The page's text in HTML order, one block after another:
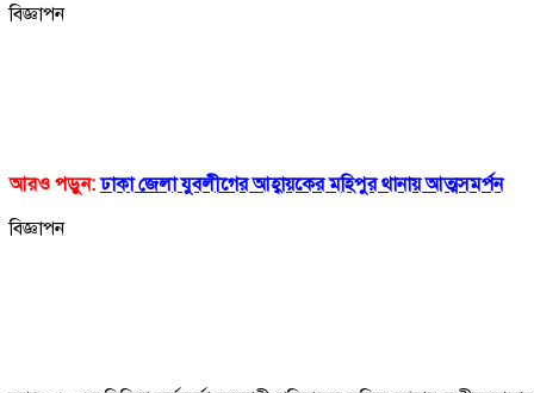
বিজ্ঞাপন
আরও পড়ুন: ঢাকা জেলা যুবলীগের আহ্বায়কের মহিপুর থানায় আত্মসমর্পন
বিজ্ঞাপন